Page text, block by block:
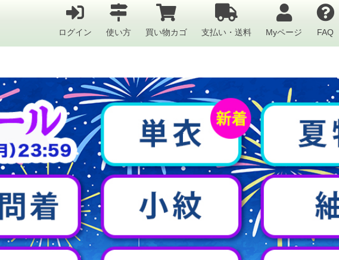
ログイン 使い方 買い物カゴ 支払い・送料 Myページ FAQ